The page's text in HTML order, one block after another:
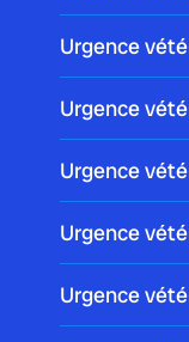
Urgence
Urgence
Urgence
Urgence
Urgence